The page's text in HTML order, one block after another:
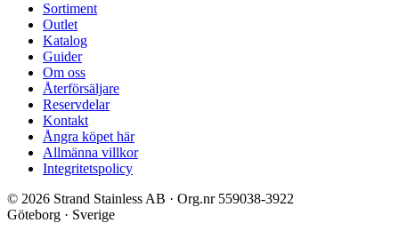
Sortiment
Outlet
Katalog
Guider
Om oss
Återförsäljare
Reservdelar
Kontakt
Ångra köpet här
Allmänna villkor
Integritetspolicy
© 2026 Strand Stainless AB · Org.nr 559038-3922
Göteborg · Sverige